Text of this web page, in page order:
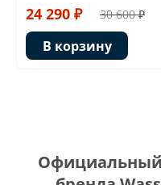
24 290 ₽ 30 600 ₽
В корзину
Официальный